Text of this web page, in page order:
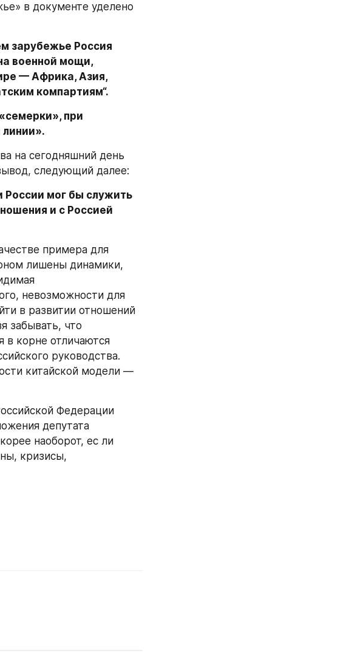
в документе уделено
зарубежье Россия
военной мощи,
— Африка, Азия,
компартиям“.
при
на сегодняшний день
следующий далее:
мог бы служить
и с Россией
примера для
лишены динамики,
невозможности для
в развитии отношений
забывать, что
в корне отличаются
руководства.
китайской модели —
Федерации
депутата
наоборот, ес ли
кризисы,